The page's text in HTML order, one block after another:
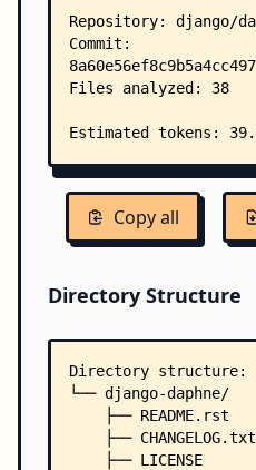
Copy all
Directory Structure
Directory structure:
└── django-daphne/
    ├── README.rst
    ├── CHANGELOG.txt
    ├── LICENSE